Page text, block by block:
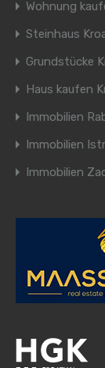
Wohnung
Steinhaus
Grundstücke
Haus kaufen
Immobilien
Immobilien
Immobilien